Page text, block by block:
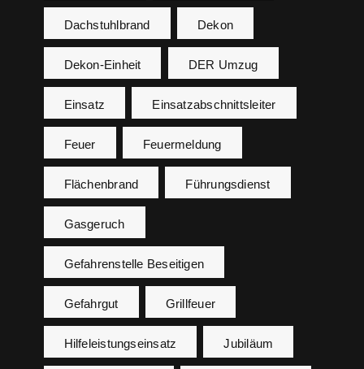
Dachstuhlbrand Dekon
Dekon-Einheit DER Umzug
Einsatz Einsatzabschnittsleiter
Feuer Feuermeldung
Flächenbrand Führungsdienst
Gasgeruch
Gefahrenstelle Beseitigen
Gefahrgut Grillfeuer
Hilfeleistungseinsatz Jubiläum